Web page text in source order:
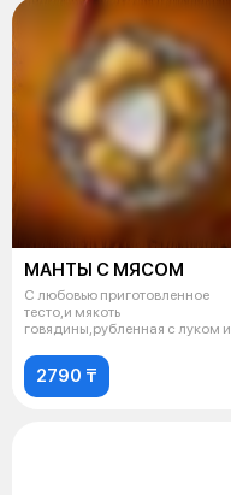
МАНТЫ С МЯСОМ
С любовью приготовленное
тесто,и мякоть
говядины,рубленная с луком и
2790 ₸